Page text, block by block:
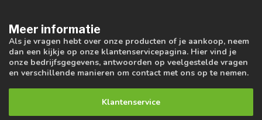
Meer informatie
Als je vragen hebt over onze producten of je aankoop, neem
dan een kijkje op onze klantenservicepagina. Hier vind je
onze bedrijfsgegevens, antwoorden op veelgestelde vragen
en verschillende manieren om contact met ons op te nemen.
Klantenservice